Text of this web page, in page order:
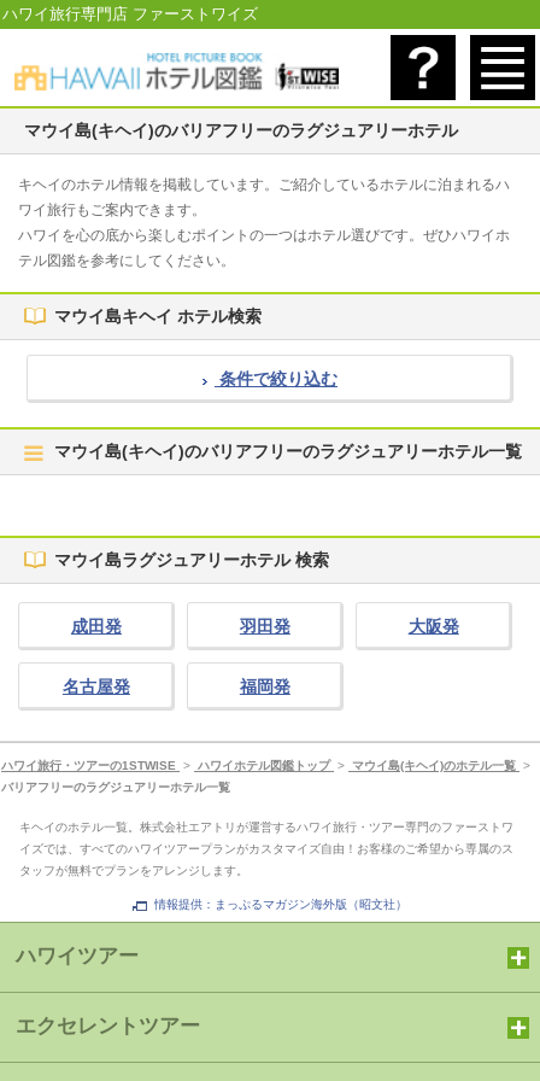
ハワイ旅行専門店 ファーストワイズ
マウイ島(キヘイ)のバリアフリーのラグジュアリーホテル
キヘイのホテル情報を掲載しています。ご紹介しているホテルに泊まれるハ
ワイ旅行もご案内できます。
ハワイを心の底から楽しむポイントの一つはホテル選びです。ぜひハワイホ
テル図鑑を参考にしてください。
マウイ島キヘイ ホテル検索
条件で絞り込む
マウイ島(キヘイ)のバリアフリーのラグジュアリーホテル一覧
マウイ島ラグジュアリーホテル 検索
成田発 羽田発 大阪発
名古屋発 福岡発
ハワイ旅行・ツアーの1STWISE > ハワイホテル図鑑トップ > マウイ島(キヘイ)のホテル一覧 >
バリアフリーのラグジュアリーホテル一覧
キヘイのホテル一覧。株式会社エアトリが運営するハワイ旅行・ツアー専門のファーストワ
イズでは、すべてのハワイツアープランがカスタマイズ自由！お客様のご希望から専属のス
タッフが無料でプランをアレンジします。
情報提供：まっぷるマガジン海外版（昭文社）
ハワイツアー
エクセレントツアー